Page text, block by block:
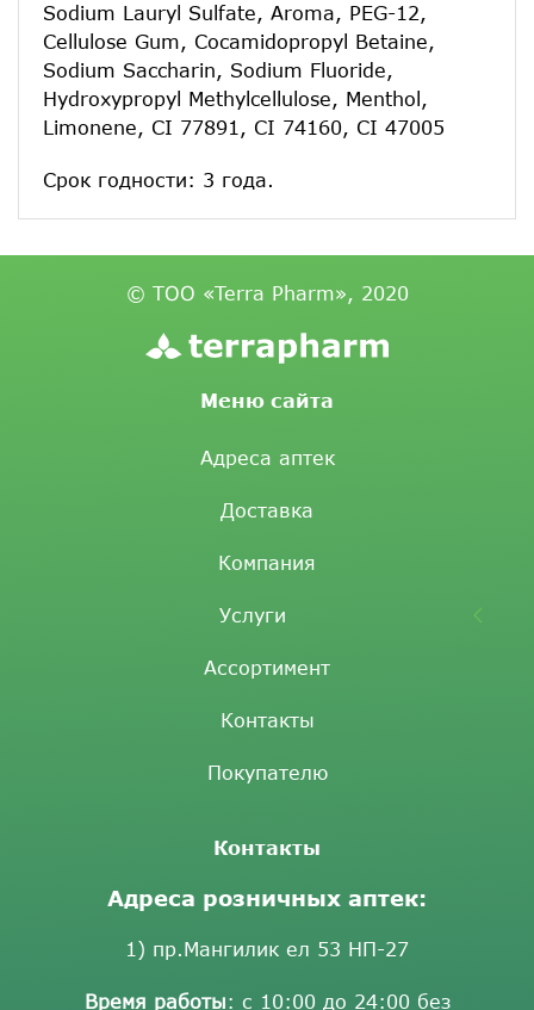
Sodium Lauryl Sulfate, Aroma, PEG-12,
Cellulose Gum, Cocamidopropyl Betaine,
Sodium Saccharin, Sodium Fluoride,
Hydroxypropyl Methylcellulose, Menthol,
Limonene, CI 77891, CI 74160, CI 47005
Срок годности: 3 года.
© ТОО «Terra Pharm», 2020
Меню сайта
Адреса аптек
Доставка
Компания
Услуги
Ассортимент
Контакты
Покупателю
Контакты
Адреса розничных аптек:
1) пр.Мангилик ел 53 НП-27
Время работы: с 10:00 до 24:00 без